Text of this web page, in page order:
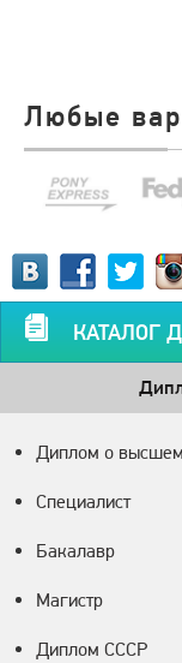
Любые
КАТАЛОГ
Диплом о
Специалист
Бакалавр
Магистр
Диплом СССР